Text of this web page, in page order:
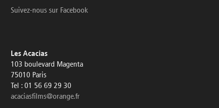
Suivez-nous sur Facebook
Les Acacias
103 boulevard Magenta
75010 Paris
Tel : 01 56 69 29 30
acaciasfilms@orange.fr